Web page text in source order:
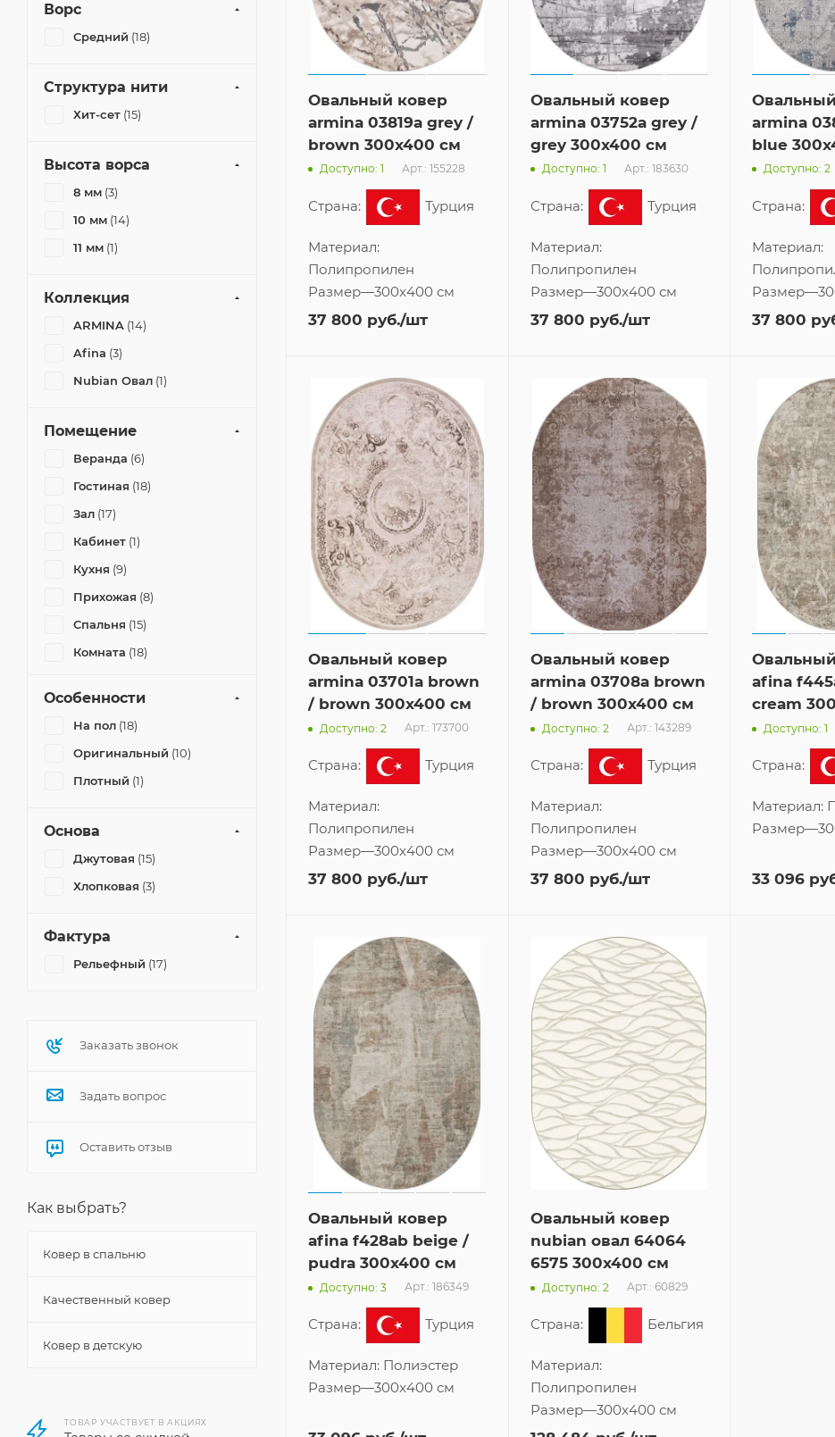
Овальный ковер
armina 03819a grey /
brown 300x400 см
Доступно: 1 Арт.: 155228
Страна: Турция
Материал:
Полипропилен
Размер—300x400 см
37 800 руб./шт
Овальный ковер
armina 03752a grey /
grey 300x400 см
Доступно: 1 Арт.: 183630
Страна: Турция
Материал:
Полипропилен
Размер—300x400 см
37 800 руб./шт
armina
blue
Доступно: 2
Страна:
Материал:
Размер—
37 800
Овальный ковер
armina 03701a brown
/ brown 300x400 см
Доступно: 2 Арт.: 173700
Страна: Турция
Материал:
Полипропилен
Размер—300x400 см
37 800 руб./шт
Овальный ковер
armina 03708a brown
/ brown 300x400 см
Доступно: 2 Арт.: 143289
Страна: Турция
Материал:
Полипропилен
Размер—300x400 см
37 800 руб./шт
afina
cream
Доступно: 1
Страна:
Материал:
Размер—
33 096
Овальный ковер
afina f428ab beige /
pudra 300x400 см
Доступно: 3 Арт.: 186349
Страна: Турция
Материал: Полиэстер
Размер—300x400 см
Овальный ковер
nubian овал 64064
6575 300x400 см
Доступно: 2 Арт.: 60829
Страна: Бельгия
Материал:
Полипропилен
Размер—300x400 см
Ворс
Средний (18)
Структура нити
Хит-сет (15)
Высота ворса
8 мм (3)
10 мм (14)
11 мм (1)
Коллекция
ARMINA (14)
Afina (3)
Nubian Овал (1)
Помещение
Веранда (6)
Гостиная (18)
Зал (17)
Кабинет (1)
Кухня (9)
Прихожая (8)
Спальня (15)
Комната (18)
Особенности
На пол (18)
Оригинальный (10)
Плотный (1)
Основа
Джутовая (15)
Хлопковая (3)
Фактура
Рельефный (17)
Заказать звонок
Задать вопрос
Оставить отзыв
Как выбрать?
Ковер в спальню
Качественный ковер
Ковер в детскую
ТОВАР УЧАСТВУЕТ В АКЦИЯХ